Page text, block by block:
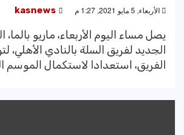
الأربعاء, 5 مايو 2021, 1:27 م kasnews
يصل مساء اليوم الأربعاء، ماريو بالما،
الجديد لفريق السلة بالنادي الأهلي،
الفريق، استعدادا لاستكمال الموسم